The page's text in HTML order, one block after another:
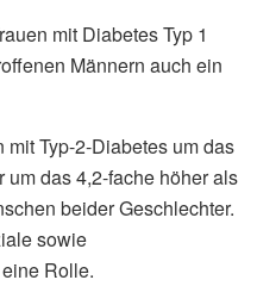
mit Diabetes Typ 1
Männern auch ein
Typ-2-Diabetes um das
das 4,2-fache höher als
beider Geschlechter.
sowie
Rolle.